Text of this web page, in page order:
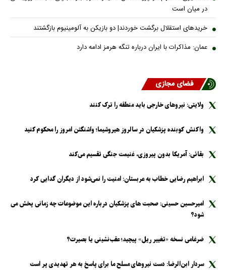
در میان است
خریدهای استقلال برگشت خوردند| دو بازیکن به آلومینیوم بازگشتند
عمان: مذاکرات با ایران درباره تنگه هرمز ادامه دارد
فضای مجازی
ولایتی: نیرو‌های خارجی باید منطقه را ترک کنند
واکنش کوبنده پزشکیان در سالروز هیروشیما؛ واشنگتن امروز را محکوم کنید
بقائی: آمریکا بدون پیروزی، غنیمت جنگی تقسیم می‌کند
ابراهیم رضایی خطاب به عربستان: امنیت را نمی‌شود از دیگران گدایی کرد
امیرحسین حسینی: صحبت های پزشکیان درباره این موضوعات چه زمانی پخش می
شود؟
ضرغامی نسخه «تغییر ریل» پیچید؛ عقب‌نشینی یا بصیرت؟
سردار ابن‌الرضا: دست نیرو‌های مسلح ما برای پاسخ به هر تهدیدی پر است